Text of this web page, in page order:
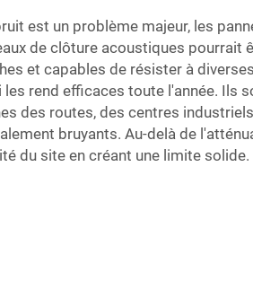
est un problème majeur, les
de clôture acoustiques pourrait
et capables de résister à
les rend efficaces toute l'année. Ils
des routes, des centres
bruyants. Au-delà de
du site en créant une limite solide.